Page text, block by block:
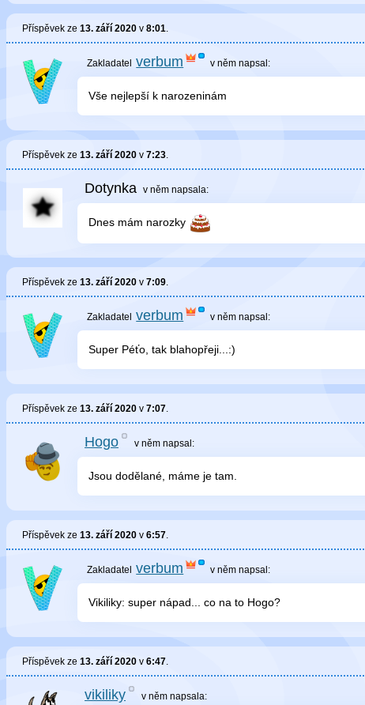
Příspěvek ze 13. září 2020 v 8:01.
verbum v něm napsal:
Vše nejlepší k narozeninám
Příspěvek ze 13. září 2020 v 7:23.
Dotynka v něm napsala:
Dnes mám narozky
Příspěvek ze 13. září 2020 v 7:09.
verbum v něm napsal:
Super Péťo, tak blahopřeji...:)
Příspěvek ze 13. září 2020 v 7:07.
Hogo v němnapsal:
Jsou dodělané, máme je tam.
Příspěvek ze 13. září 2020 v 6:57.
verbum v něm napsal:
Vikiliky: super nápad... co na to Hogo?
Příspěvek ze 13. září 2020 v 6:47.
vikiliky v němnapsala: